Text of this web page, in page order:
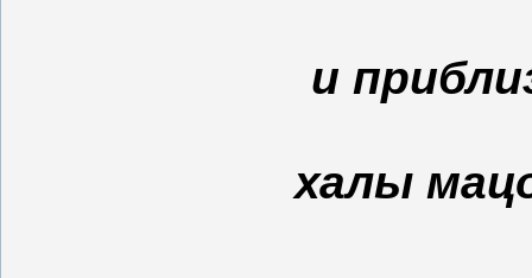
и
халы